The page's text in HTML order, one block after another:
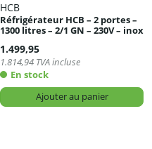
HCB
Réfrigérateur HCB – 2 portes –
1300 litres – 2/1 GN – 230V – inox
1.499,95
1.814,94 TVA incluse
En stock
Ajouter au panier